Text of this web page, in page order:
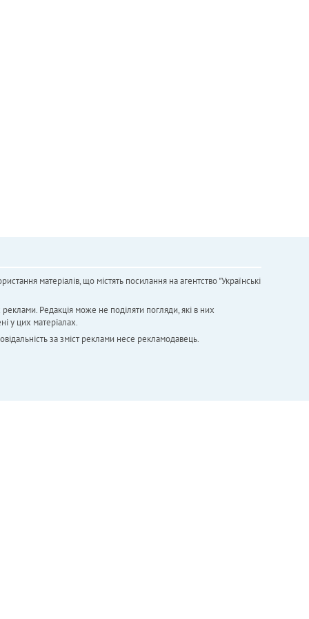
матеріалів, що містять посилання на агентство "Українськi
Редакція може не поділяти погляди, які в них
у цих матеріалах.
за зміст реклами несе рекламодавець.